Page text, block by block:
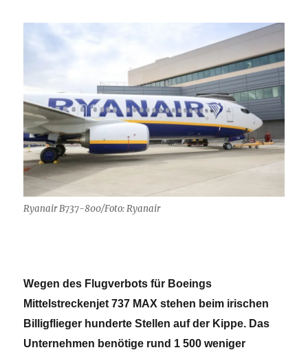
Ryanair B737-800/Foto: Ryanair
Wegen des Flugverbots für Boeings
Mittelstreckenjet 737 MAX stehen beim irischen
Billigflieger hunderte Stellen auf der Kippe. Das
Unternehmen benötige rund 1 500 weniger